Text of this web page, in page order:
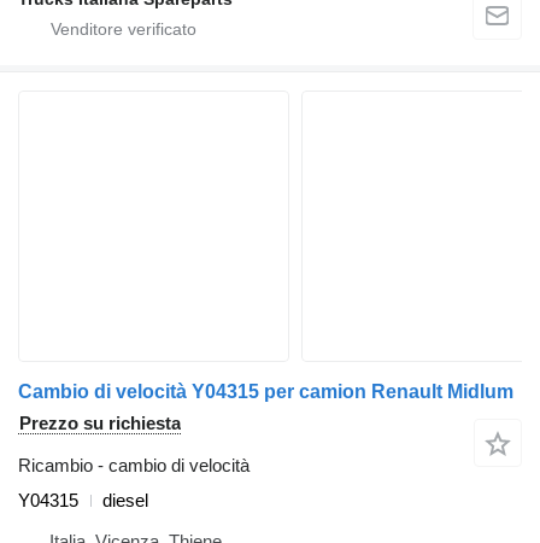
Cambio di velocità Y04315 per camion Renault Midlum
Prezzo su richiesta
Ricambio - cambio di velocità
Y04315
diesel